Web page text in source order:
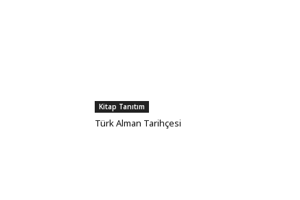
Kitap Tanıtım
Türk Alman Tarihçesi